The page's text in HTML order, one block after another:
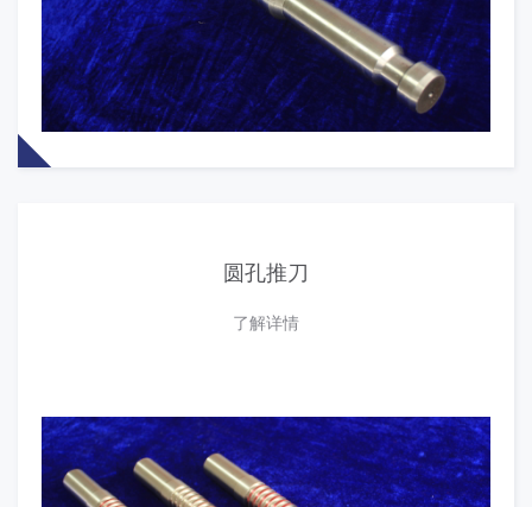
圆孔推刀
了解详情